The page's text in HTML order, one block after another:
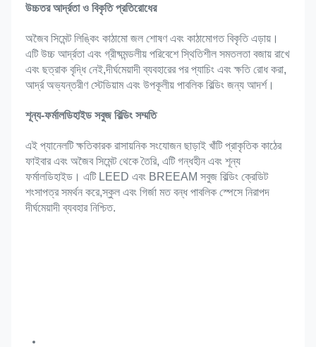
উচ্চতর আর্দ্রতা ও বিকৃতি প্রতিরোধের
অজৈব সিমেন্ট লিঙ্কিং কাঠামো জল শোষণ এবং কাঠামোগত বিকৃতি এড়ায়।
এটি উচ্চ আর্দ্রতা এবং গ্রীষ্মমন্ডলীয় পরিবেশে স্থিতিশীল সমতলতা বজায় রাখে
এবং ছত্রাক বৃদ্ধি নেই,দীর্ঘমেয়াদী ব্যবহারের পর প্যাচিং এবং ক্ষতি রোধ করা,
আর্দ্র অভ্যন্তরীণ স্টেডিয়াম এবং উপকূলীয় পাবলিক বিল্ডিং জন্য আদর্শ।
শূন্য-ফর্মালডিহাইড সবুজ বিল্ডিং সম্মতি
এই প্যানেলটি ক্ষতিকারক রাসায়নিক সংযোজন ছাড়াই খাঁটি প্রাকৃতিক কাঠের
ফাইবার এবং অজৈব সিমেন্ট থেকে তৈরি, এটি গন্ধহীন এবং শূন্য
ফর্মালডিহাইড। এটি LEED এবং BREEAM সবুজ বিল্ডিং ক্রেডিট
শংসাপত্র সমর্থন করে,স্কুল এবং গির্জা মত বন্ধ পাবলিক স্পেসে নিরাপদ
দীর্ঘমেয়াদী ব্যবহার নিশ্চিত.